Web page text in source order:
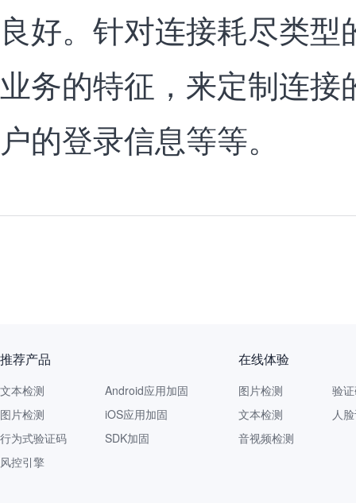
良好。针对连接耗尽类
业务的特征，来定制连
户的登录信息等等。
推荐产品
文本检测
图片检测
行为式验证码
风控引擎
Android应用加固
iOS应用加固
SDK加固
在线体验
图片检测
文本检测
音视频检测
验
人